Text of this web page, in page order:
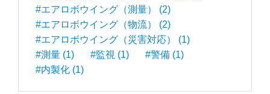
#エアロボウイング（測量） (2)
#エアロボウイング（物流） (2)
#エアロボウイング（災害対応） (1)
#測量 (1)
#監視 (1)
#警備 (1)
#内製化 (1)